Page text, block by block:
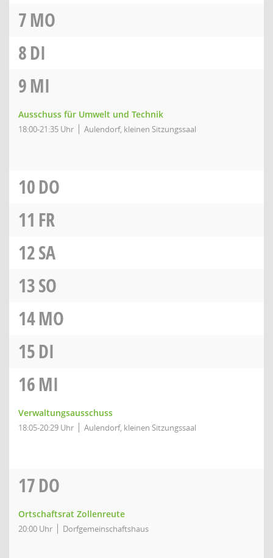
7MO
8DI
9MI
Ausschuss für Umwelt und Technik
18:00-21:35 Uhr Aulendorf, kleinen Sitzungssaal
10DO
11 FR
12SA
13SO
14MO
15DI
16MI
Verwaltungsausschuss
18:05-20:29 Uhr Aulendorf, kleinen Sitzungssaal
17DO
Ortschaftsrat Zollenreute
20:00 Uhr Dorfgemeinschaftshaus